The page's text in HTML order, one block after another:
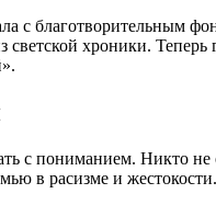
с благотворительным
светской хроники.
с пониманием. Никто
в расизме и жестокости.